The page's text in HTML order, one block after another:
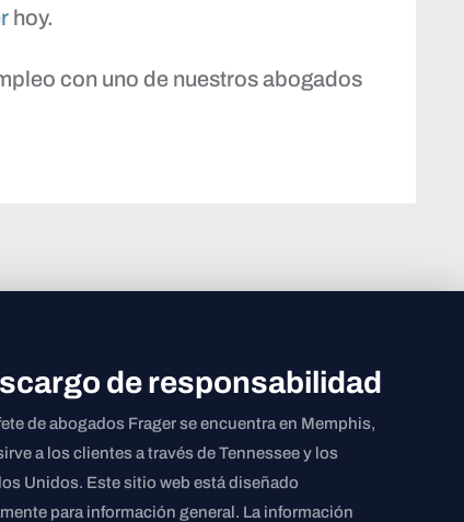
hoy.
con uno de nuestros abogados
de responsabilidad
de abogados Frager se encuentra en Memphis,
a los clientes a través de Tennessee y los
Unidos. Este sitio web está diseñado
para información general. La información